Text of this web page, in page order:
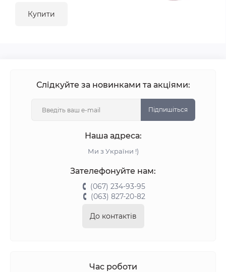
Купити
Слідкуйте за новинками та акціями:
Підпишіться
Наша адреса:
Ми з України !)
Зателефонуйте нам:
(067) 234-93-95
(063) 827-20-82
До контактів
Час роботи